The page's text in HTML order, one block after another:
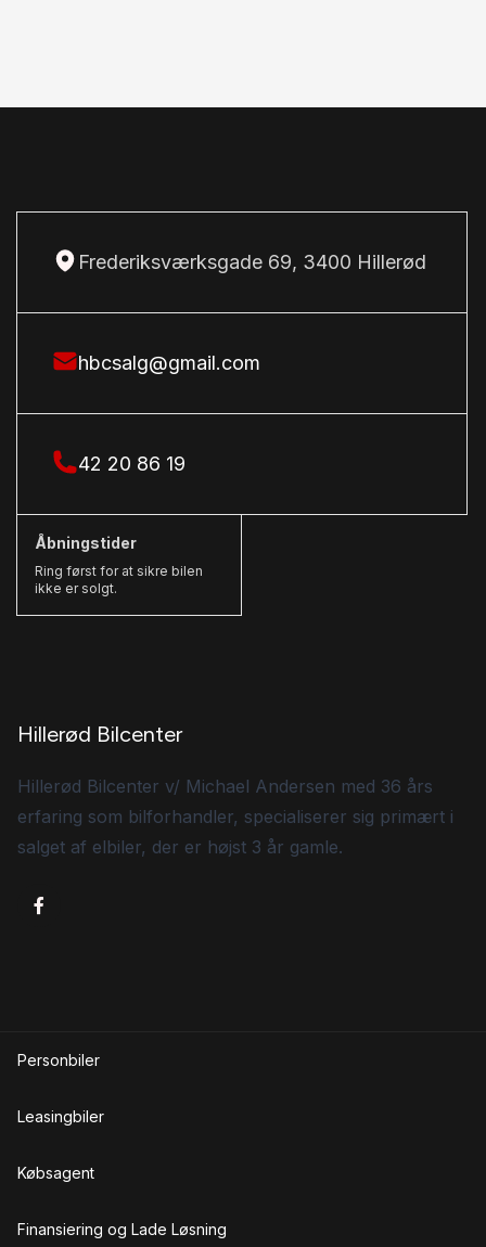
Frederiksværksgade 69, 3400 Hillerød
hbcsalg@gmail.com
42 20 86 19
Åbningstider
Ring først for at sikre bilen
ikke er solgt.
Hillerød Bilcenter
Hillerød Bilcenter v/ Michael Andersen med 36 års
erfaring som bilforhandler, specialiserer sig primært i
salget af elbiler, der er højst 3 år gamle.
Personbiler
Leasingbiler
Købsagent
Finansiering og Lade Løsning